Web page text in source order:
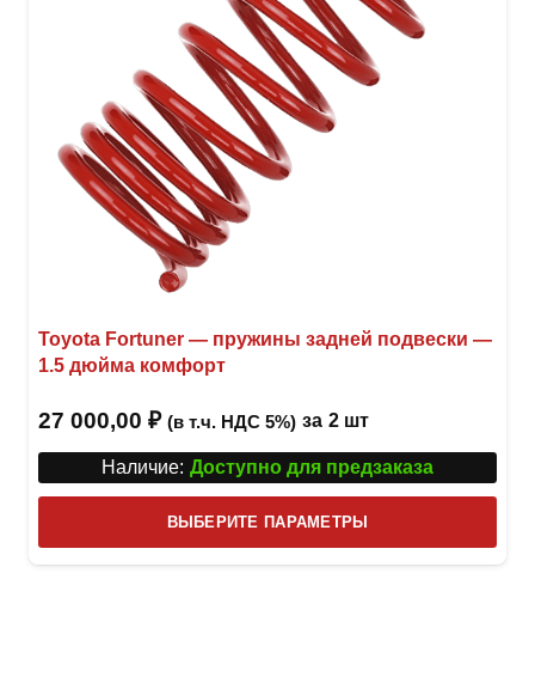
Toyota Fortuner — пружины задней подвески —
1.5 дюйма комфорт
27 000,00 ₽ (в т.ч. НДС 5%) за 2 шт
Наличие: Доступно для предзаказа
ВЫБЕРИТЕ ПАРАМЕТРЫ
товар